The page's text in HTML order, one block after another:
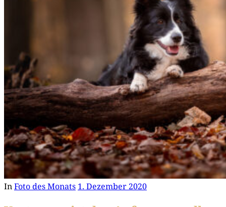
InFoto des Monats 1. Dezember 2020